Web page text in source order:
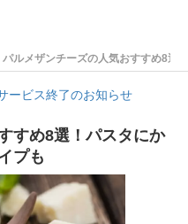
パルメザンチーズの人気おすすめ8選
ービス終了のお知らせ
すめ8選！パスタにか
プも